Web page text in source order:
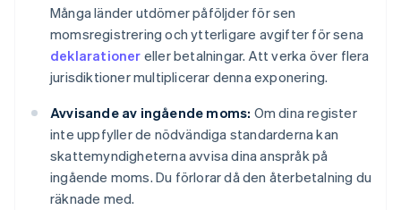
Många länder utdömer påföljder för sen
momsregistrering och ytterligare avgifter för sena
deklarationer eller betalningar. Att verka över flera
jurisdiktioner multiplicerar denna exponering.
Avvisande av ingående moms: Om dina register
inte uppfyller de nödvändiga standarderna kan
skattemyndigheterna avvisa dina anspråk på
ingående moms. Du förlorar då den återbetalning du
räknade med.